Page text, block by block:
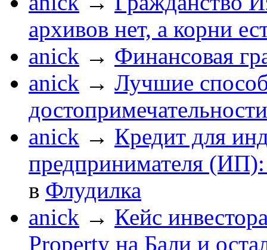
архивов нет, а корни
anick → Финансовая
anick → Лучшие
anick → Кредит для
предпринимателя
в Флудилка
anick → Кейс
Property на Бали и